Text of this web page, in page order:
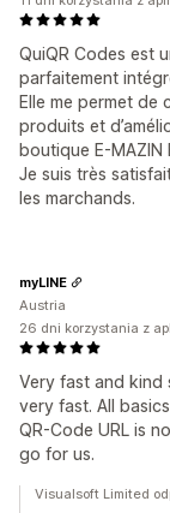
QuiQR Codes est
parfaitement
Elle me permet de
produits et
boutique E-MAZIN
Je suis très
les marchands.
Very fast and kind
very fast. All
QR-Code URL is
go for us.
myLINE
Austria
26 dni korzystania z
Visualsoft Limited